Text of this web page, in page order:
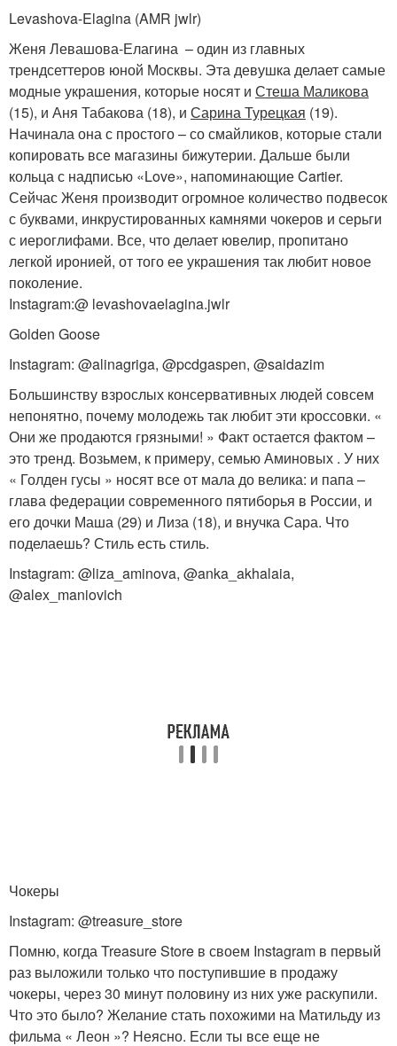
Levashova-Elagina (AMR jwlr)
Женя Левашова-Елагина – один из главных
трендсеттеров юной Москвы. Эта девушка делает самые
модные украшения, которые носят и Стеша Маликова
(15), и Аня Табакова (18), и Сарина Турецкая (19).
Начинала она с простого – со смайликов, которые стали
копировать все магазины бижутерии. Дальше были
кольца с надписью «Love», напоминающие Cartier.
Сейчас Женя производит огромное количество подвесок
с буквами, инкрустированных камнями чокеров и серьги
с иероглифами. Все, что делает ювелир, пропитано
легкой иронией, от того ее украшения так любит новое
поколение.
Instagram:@ levashovaelagina.jwlr
Golden Goose
Instagram: @alinagriga, @pcdgaspen, @saidazim
Большинству взрослых консервативных людей совсем
непонятно, почему молодежь так любит эти кроссовки. «
Они же продаются грязными! » Факт остается фактом –
это тренд. Возьмем, к примеру, семью Аминовых . У них
« Голден гусы » носят все от мала до велика: и папа –
глава федерации современного пятиборья в России, и
его дочки Маша (29) и Лиза (18), и внучка Сара. Что
поделаешь? Стиль есть стиль.
Instagram: @liza_aminova, @anka_akhalaia,
@alex_maniovich
Чокеры
Instagram: @treasure_store
Помню, когда Treasure Store в своем Instagram в первый
раз выложили только что поступившие в продажу
чокеры, через 30 минут половину из них уже раскупили.
Что это было? Желание стать похожими на Матильду из
фильма « Леон »? Неясно. Если ты все еще не